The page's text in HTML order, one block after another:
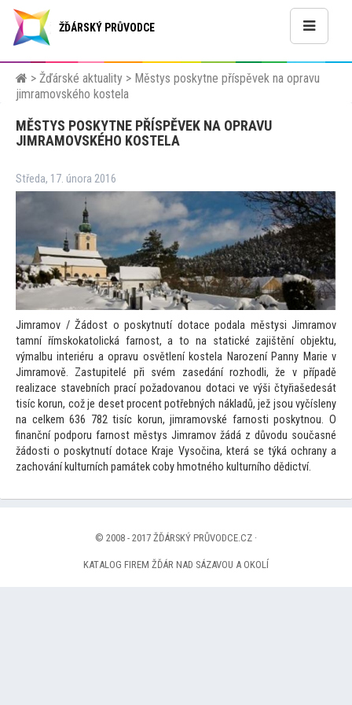
ŽĎÁRSKÝ PRŮVODCE
> Žďárské aktuality > Městys poskytne příspěvek na opravu
jimramovského kostela
MĚSTYS POSKYTNE PŘÍSPĚVEK NA OPRAVU
JIMRAMOVSKÉHO KOSTELA
Středa, 17. února 2016
Jimramov / Žádost o poskytnutí dotace podala městysi Jimramov
tamní římskokatolická farnost, a to na statické zajištění objektu,
výmalbu interiéru a opravu osvětlení kostela Narození Panny Marie v
Jimramově. Zastupitelé při svém zasedání rozhodli, že v případě
realizace stavebních prací požadovanou dotaci ve výši čtyřiašedesát
tisíc korun, což je deset procent potřebných nákladů, jež jsou vyčísleny
na celkem 636 782 tisíc korun, jimramovské farnosti poskytnou. O
finanční podporu farnost městys Jimramov žádá z důvodu současné
žádosti o poskytnutí dotace Kraje Vysočina, která se týká ochrany a
zachování kulturních památek coby hmotného kulturního dědictví.
© 2008 - 2017 ŽĎÁRSKÝ PRŮVODCE.CZ ·
KATALOG FIREM ŽĎÁR NAD SÁZAVOU A OKOLÍ